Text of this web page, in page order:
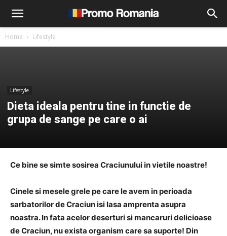
Home Lifestyle
Lifestyle
Dieta ideala pentru tine in functie de
grupa de sange pe care o ai
Ce bine se simte sosirea Craciunului in vietile noastre!
Cinele si mesele grele pe care le avem in perioada
sarbatorilor de Craciun isi lasa amprenta asupra
noastra. In fata acelor deserturi si mancaruri delicioase
de Craciun, nu exista organism care sa suporte! Din